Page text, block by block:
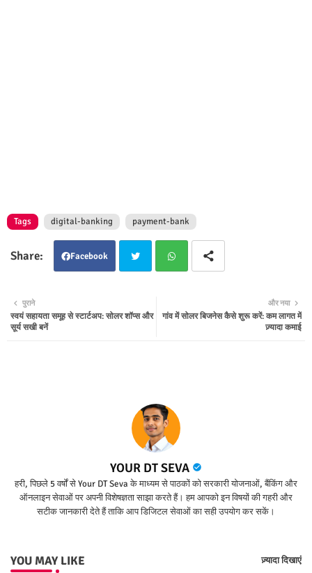
Tags digital-banking payment-bank
Facebook
ter tsap
और नया
गांव में सोलर बिजनेस कैसे शुरू करें: कम लागत में
ज़्यादा कमाई
पुराने
स्वयं सहायता समूह से स्टार्टअप: सोलर शॉप्स और
सूर्य सखी बनें
YOUR DT SEVA
हरी, पिछले 5 वर्षों से Your DT Seva के माध्यम से पाठकों को सरकारी योजनाओं, बैंकिंग और
ऑनलाइन सेवाओं पर अपनी विशेषज्ञता साझा करते हैं। हम आपको इन विषयों की गहरी और
सटीक जानकारी देते हैं ताकि आप डिजिटल सेवाओं का सही उपयोग कर सकें।
YOU MAY LIKE ज़्यादा दिखाएं